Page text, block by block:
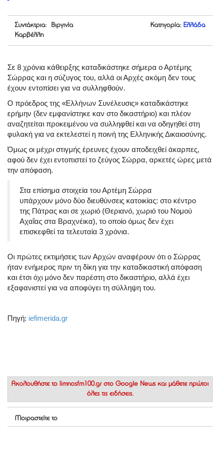
Συντάκτρια: Βιργινία
Καρβέλλη
Κατηγορία: Ελλάδα
Σε 8 χρόνια κάθειρξης καταδικάστηκε σήμερα ο Αρτέμης
Σώρρας και η σύζυγος του, αλλά οι Αρχές ακόμη δεν τους
έχουν εντοπίσει για να συλληφθούν.
Ο πρόεδρος της «Ελλήνων Συνέλευσις» καταδικάστηκε
ερήμην (δεν εμφανίστηκε καν στο δικαστήριο) και πλέον
αναζητείται προκειμένου να συλληφθεί και να οδηγηθεί στη
φυλακή για να εκτελεστεί η ποινή της Ελληνικής Δικαιοσύνης.
Όμως οι μέχρι στιγμής έρευνες έχουν αποδειχθεί άκαρπες,
αφού δεν έχει εντοπιστεί το ζεύγος Σώρρα, αρκετές ώρες μετά
την απόφαση.
Στα επίσημα στοιχεία του Αρτέμη Σώρρα
υπάρχουν μόνο δύο διευθύνσεις κατοικίας: στο κέντρο
της Πάτρας και σε χωριό (Θεριανό, χωριό του Νομού
Αχαΐας στα Βραχνέικα), το οποίο όμως δεν έχει
επισκεφθεί τα τελευταία 3 χρόνια.
Οι πρώτες εκτιμήσεις των Αρχών αναφέρουν ότι ο Σώρρας
ήταν ενήμερος πριν τη δίκη για την καταδικαστική απόφαση
και έτσι όχι μόνο δεν παρέστη στο δικαστήριο, αλλά έχει
εξαφανιστεί για να αποφύγει τη σύλληψη του.
Πηγή: iefimerida.gr
Ακολουθήστε το limnosfm100.gr στο Google News και μάθετε πρώτοι
όλες τις ειδήσεις.
Μοιραστείτε το